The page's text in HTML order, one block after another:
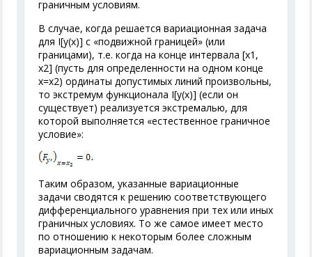
граничным условиям.
В случае, когда решается вариационная задача
для I[y(x)] с «подвижной границей» (или
границами), т.е. когда на конце интервала [х1 ,
х2] (пусть для определенности на одном конце
х=х2) ординаты допустимых линий произвольны,
то экстремум функционала I[у(х)] (если он
существует) реализуется экстремалью, для
которой выполняется «естественное граничное
условие»:
Таким образом, указанные вариационные
задачи сводятся к решению соответствующего
дифференциального уравнения при тех или иных
граничных условиях. То же самое имеет место
по отношению к некоторым более сложным
вариационным задачам.